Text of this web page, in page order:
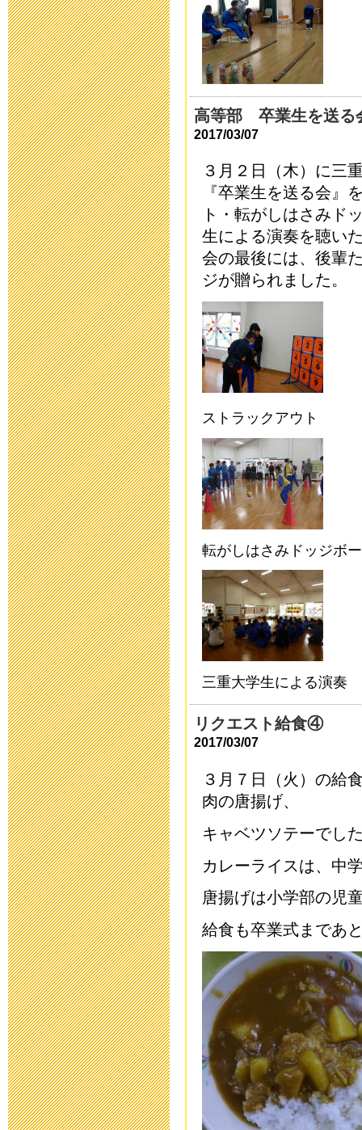
運動会を13日
2019年10月11日
令和2年度 入
2019年9月 2日
育友会夏祭り
2019年7月26日
平成31年度
2019年5月 7日
保健関係書類
2019年3月19日
「わいわい集
2018年9月28日
いじめ防止基
2018年9月 1日
「夏祭り」の
2018年7月27日
2018年度 夏
2018年7月26日
平成30年度
2018年5月 7日
第31回公開
た。
「第３１回
した
2017年12月13日
「第３１回
した
2017年6月 1日
中庭改修工事
高等部 卒業生を送る
2017/03/07
３月２日（木）に三
『卒業生を送る会』
ト・転がしはさみド
生による演奏を聴い
会の最後には、後輩
ジが贈られました。
ストラックアウト
転がしはさみドッジボ
三重大学生による演奏
リクエスト給食④
2017/03/07
３月７日（火）の給
肉の唐揚げ、
キャベツソテーでし
カレーライスは、中
唐揚げは小学部の児
給食も卒業式まであ